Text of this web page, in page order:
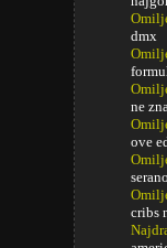
dmx
ne
ove
cribs